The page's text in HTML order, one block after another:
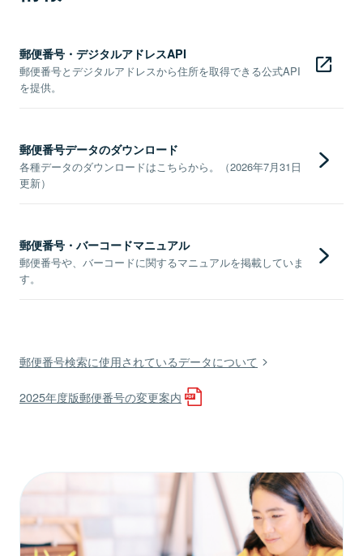
郵便番号・デジタルアドレスAPI
郵便番号とデジタルアドレスから住所を取得できる公式API
を提供。
郵便番号データのダウンロード
各種データのダウンロードはこちらから。（2026年7月31日
更新）
郵便番号・バーコードマニュアル
郵便番号や、バーコードに関するマニュアルを掲載していま
す。
郵便番号検索に使用されているデータについて
2025年度版郵便番号の変更案内